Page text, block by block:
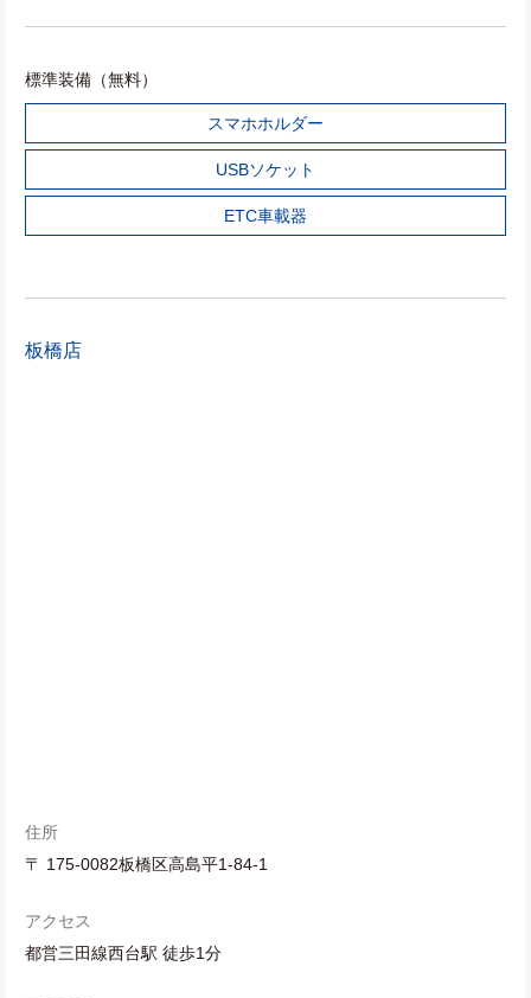
標準装備（無料）
スマホホルダー
USBソケット
ETC車載器
板橋店
住所
〒 175-0082板橋区高島平1-84-1
アクセス
都営三田線西台駅 徒歩1分